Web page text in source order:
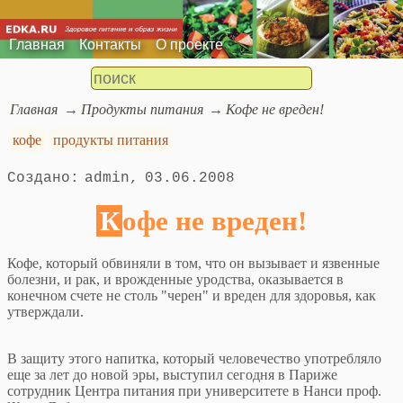
Главная Контакты О проекте
Главная Продукты питания
Кофе не вреден!
кофе
продукты питания
admin 03.06.2008
Кофе не вреден!
Кофе, который обвиняли в том, что он вызывает и язвенные
болезни, и рак, и врожденные уродства, оказывается в
конечном счете не столь "черен" и вреден для здоровья, как
утверждали.
В защиту этого напитка, который человечество употребляло
еще за лет до новой эры, выступил сегодня в Париже
сотрудник Центра питания при университете в Нанси проф.